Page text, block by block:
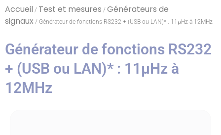
Accueil / Test et mesures / Générateurs de
signaux / Générateur de fonctions RS232 + (USB ou LAN)* : 11µHz à 12MHz
Générateur de fonctions RS232
+ (USB ou LAN)* : 11µHz à
12MHz